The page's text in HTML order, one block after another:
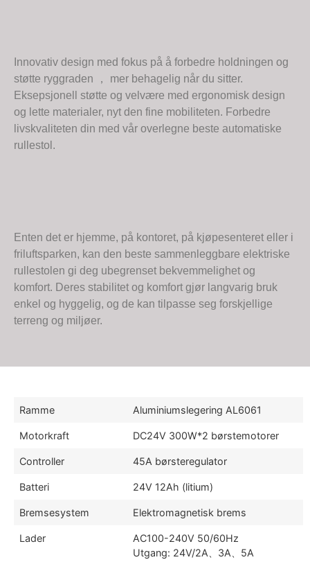
Innovativ design med fokus på å forbedre holdningen og
støtte ryggraden ， mer behagelig når du sitter.
Eksepsjonell støtte og velvære med ergonomisk design
og lette materialer, nyt den fine mobiliteten. Forbedre
livskvaliteten din med vår overlegne beste automatiske
rullestol.
Enten det er hjemme, på kontoret, på kjøpesenteret eller i
friluftsparken, kan den beste sammenleggbare elektriske
rullestolen gi deg ubegrenset bekvemmelighet og
komfort. Deres stabilitet og komfort gjør langvarig bruk
enkel og hyggelig, og de kan tilpasse seg forskjellige
terreng og miljøer.
Ramme Aluminiumslegering AL6061
Motorkraft DC24V 300W*2 børstemotorer
Controller 45A børsteregulator
Batteri 24V 12Ah (litium)
Bremsesystem Elektromagnetisk brems
Lader
AC100-240V 50/60Hz
Utgang: 24V/2A、3A、5A